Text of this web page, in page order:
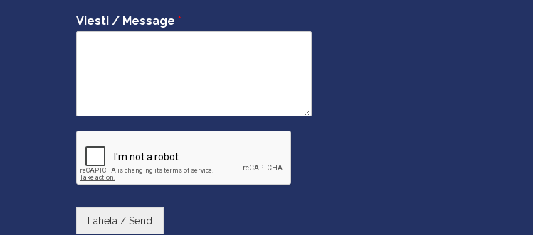
Viesti / Message *
Lähetä / Send